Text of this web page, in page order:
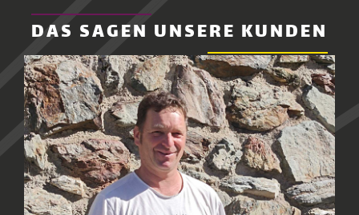
DAS SAGEN UNSERE KUNDEN